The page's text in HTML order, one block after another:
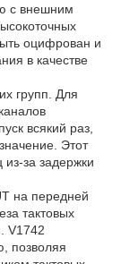
с внешним
оцифрован и
в качестве
групп. Для
всякий раз,
Этот
из-за задержки
на передней
тактовых
V1742
позволяя